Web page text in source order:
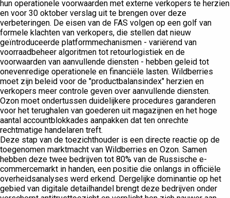
hun operationele voorwaarden met externe verkopers te herzien
en voor 30 oktober verslag uit te brengen over deze
verbeteringen. De eisen van de FAS volgen op een golf van
formele klachten van verkopers, die stellen dat nieuw
geïntroduceerde platformmechanismen - variërend van
voorraadbeheer algoritmen tot retourlogistiek en de
voorwaarden van aanvullende diensten - hebben geleid tot
onevenredige operationele en financiële lasten. Wildberries
moet zijn beleid voor de "productbalansindex" herzien en
verkopers meer controle geven over aanvullende diensten.
Ozon moet ondertussen duidelijkere procedures garanderen
voor het terughalen van goederen uit magazijnen en het hoge
aantal accountblokkades aanpakken dat ten onrechte
rechtmatige handelaren treft.
Deze stap van de toezichthouder is een directe reactie op de
toegenomen marktmacht van Wildberries en Ozon. Samen
hebben deze twee bedrijven tot 80% van de Russische e-
commercemarkt in handen, een positie die onlangs in officiële
overheidsanalyses werd erkend. Dergelijke dominantie op het
gebied van digitale detailhandel brengt deze bedrijven onder